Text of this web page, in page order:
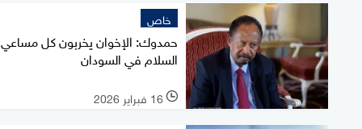
خاص
حمدوك: الإخوان يخربون كل مساعي
السلام في السودان
l 16 فبراير 2026